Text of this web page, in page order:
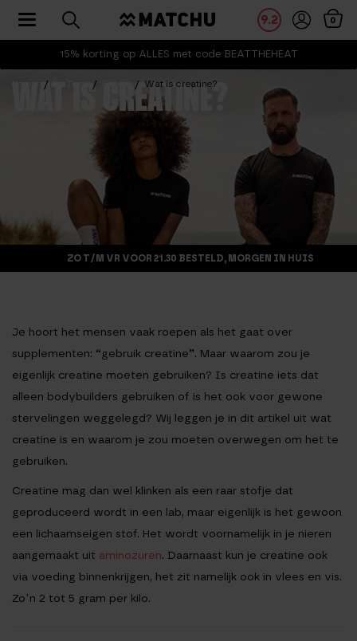
15% korting op ALLES met code BEATTHEHEAT
9.2 0
Toggle navigation
Wat is creatine?
WAT IS CREATINE?
ZO T/M VR VOOR 21.30 BESTELD, MORGEN IN HUIS
Je hoort het mensen vaak roepen als het gaat over
supplementen: “gebruik creatine”. Maar waarom zou je
eigenlijk creatine moeten gebruiken? Is creatine iets dat
alleen bodybuilders gebruiken of is het ook voor gewone
stervelingen weggelegd? Wij leggen je in dit artikel uit wat
creatine is en waarom je zou moeten overwegen om het te
gebruiken.
Creatine mag dan wel klinken als een raar stofje dat
geproduceerd wordt in een lab, maar eigenlijk is het gewoon
een lichaamseigen stof. Het wordt voornamelijk in je nieren
aangemaakt uit aminozuren. Daarnaast kun je creatine ook
via voeding binnenkrijgen, het zit namelijk ook in vlees en vis.
Zo’n 2 tot 5 gram per kilo.